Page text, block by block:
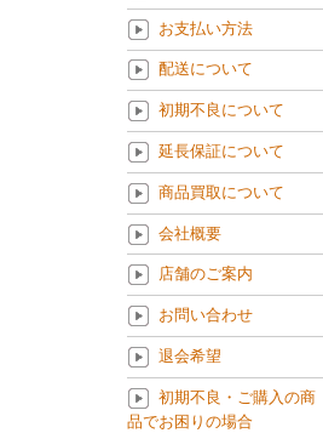
お支払い方法
配送について
初期不良について
延長保証について
商品買取について
会社概要
店舗のご案内
お問い合わせ
退会希望
初期不良・ご購入の商
品でお困りの場合